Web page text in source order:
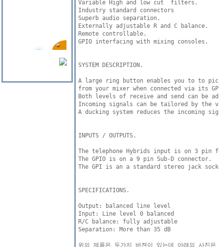
Variable High and low cut  filters.
Industry standard connectors
Superb audio separation.
Externally adjustable R and C balance.
Remote controllable.
GPIO interfacing with mixing consoles.
SYSTEM DESCRIPTION.
A large ring button enables you to to
from your mixer when connected via its
Both levels of receive and send can be
Incoming signals can be tailored by
A ducking system reduces the
INPUTS / OUTPUTS.
The telephone Hybrids input is on 3 pin
The GPIO is on a 9 pin Sub-D connector.
The GPI is an a standard stereo jack
SPECIFICATIONS.
Output: balanced line level
Input: Line level 0 balanced
R/C balance: fully adjustable
Separation: More than 35 dB
위의 제품은 두가지 버젼이 있는데 아래의 사진